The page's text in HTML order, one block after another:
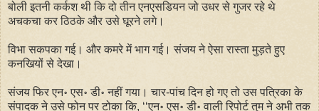
बोली इतनी कर्कश थी कि दो तीन एनएसडियन जो उधर से गुजर रहे थे
अचकचा कर ठिठके और उसे घूरने लगे।
विभा सकपका गई। और कमरे में भाग गई। संजय ने ऐसा रास्ता मुड़ते हुए
कनखियों से देखा।
संजय फिर एन॰ एस॰ डी॰ नहीं गया। चार-पांच दिन हो गए तो उस पत्रिका के
संपादक ने उसे फोन पर टोका कि, ‘‘एन॰ एस॰ डी॰ वाली रिपोर्ट तुम ने अभी तक